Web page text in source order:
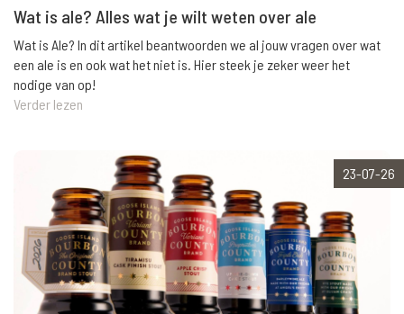
Wat is ale? Alles wat je wilt weten over ale
Wat is Ale? In dit artikel beantwoorden we al jouw vragen over wat
een ale is en ook wat het niet is. Hier steek je zeker weer het
nodige van op!
Verder lezen
23-07-26